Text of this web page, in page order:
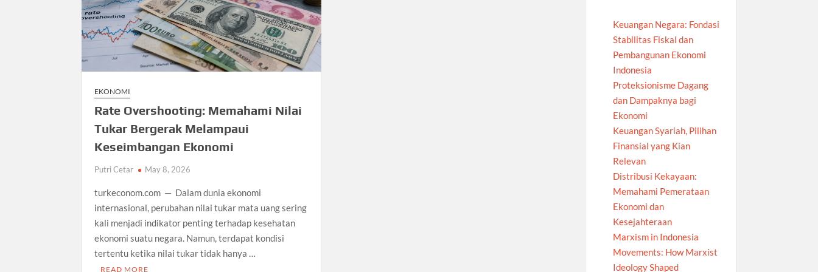
EKONOMI
Rate Overshooting: Memahami Nilai
Tukar Bergerak Melampaui
Keseimbangan Ekonomi
Putri Cetar May 8, 2026
turkeconom.com — Dalam dunia ekonomi
internasional, perubahan nilai tukar mata uang sering
kali menjadi indikator penting terhadap kesehatan
ekonomi suatu negara. Namun, terdapat kondisi
tertentu ketika nilai tukar tidak hanya …
READ MORE
Keuangan Negara: Fondasi
Stabilitas Fiskal dan
Pembangunan Ekonomi
Indonesia
Proteksionisme Dagang
dan Dampaknya bagi
Ekonomi
Keuangan Syariah, Pilihan
Finansial yang Kian
Relevan
Distribusi Kekayaan:
Memahami Pemerataan
Ekonomi dan
Kesejahteraan
Marxism in Indonesia
Movements: How Marxist
Ideology Shaped